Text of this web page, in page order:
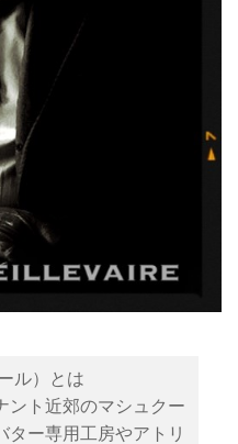
ル）とは
ント近郊のマシュクー
ター専用工房やアトリ